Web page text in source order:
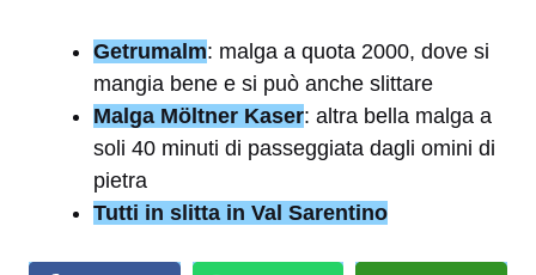
Getrumalm: malga a quota 2000, dove si
mangia bene e si può anche slittare
Malga Möltner Kaser: altra bella malga a
soli 40 minuti di passeggiata dagli omini di
pietra
Tutti in slitta in Val Sarentino